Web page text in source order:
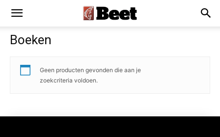
Boeken
Geen producten gevonden die aan je
zoekcriteria voldoen.